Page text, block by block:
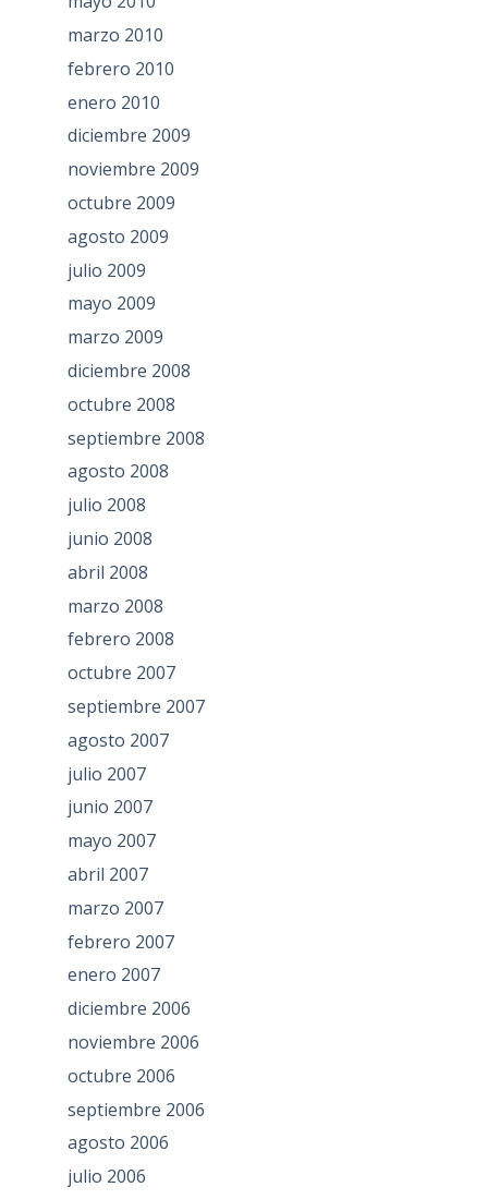
marzo 2010
febrero 2010
enero 2010
diciembre 2009
noviembre 2009
octubre 2009
agosto 2009
julio 2009
mayo 2009
marzo 2009
diciembre 2008
octubre 2008
septiembre 2008
agosto 2008
julio 2008
junio 2008
abril 2008
marzo 2008
febrero 2008
octubre 2007
septiembre 2007
agosto 2007
julio 2007
junio 2007
mayo 2007
abril 2007
marzo 2007
febrero 2007
enero 2007
diciembre 2006
noviembre 2006
octubre 2006
septiembre 2006
agosto 2006
julio 2006